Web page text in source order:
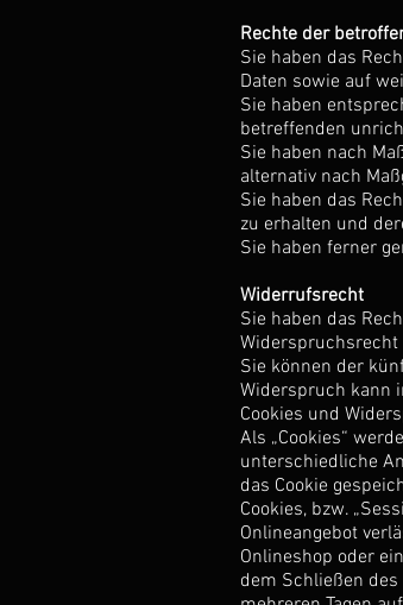
Rechte der
Sie haben das
Daten sowie auf
Sie haben
betreffenden
Sie haben nach
alternativ nach
Sie haben das
zu erhalten und
Sie haben ferner
Widerrufsrecht
Sie haben das
Widerspruchsrecht
Sie können der
Widerspruch kann
Cookies und
Als „Cookies“
unterschiedliche
das Cookie
Cookies, bzw.
Onlineangebot
Onlineshop oder
dem Schließen